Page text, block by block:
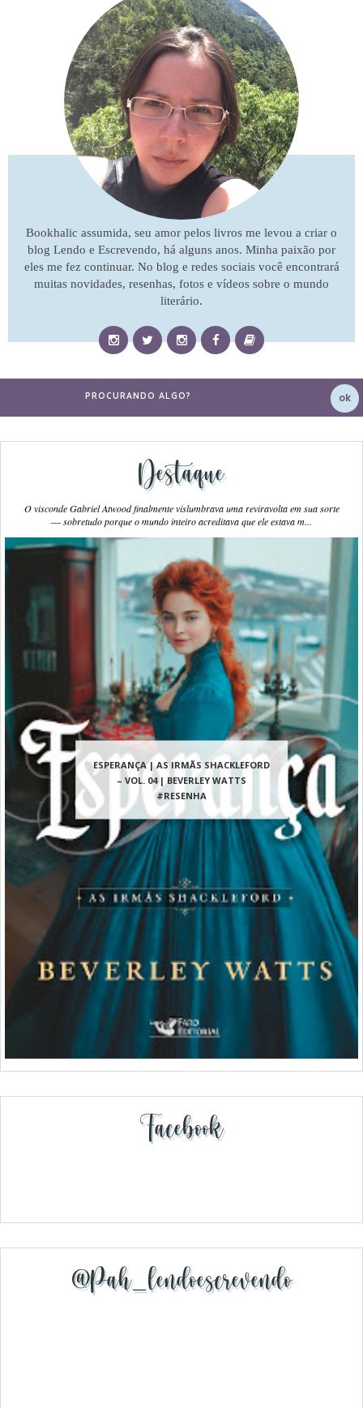
Bookhalic assumida, seu amor pelos livros me levou a criar o
blog Lendo e Escrevendo, há alguns anos. Minha paixão por
eles me fez continuar. No blog e redes sociais você encontrará
muitas novidades, resenhas, fotos e vídeos sobre o mundo
literário.
Destaque
ESPERANÇA | AS IRMÃS SHACKLEFORD
– VOL. 04 | BEVERLEY WATTS
#RESENHA
O visconde Gabriel Atwood finalmente vislumbrava uma reviravolta em sua sorte
― sobretudo porque o mundo inteiro acreditava que ele estava m...
Facebook
@pah_lendoescrevendo